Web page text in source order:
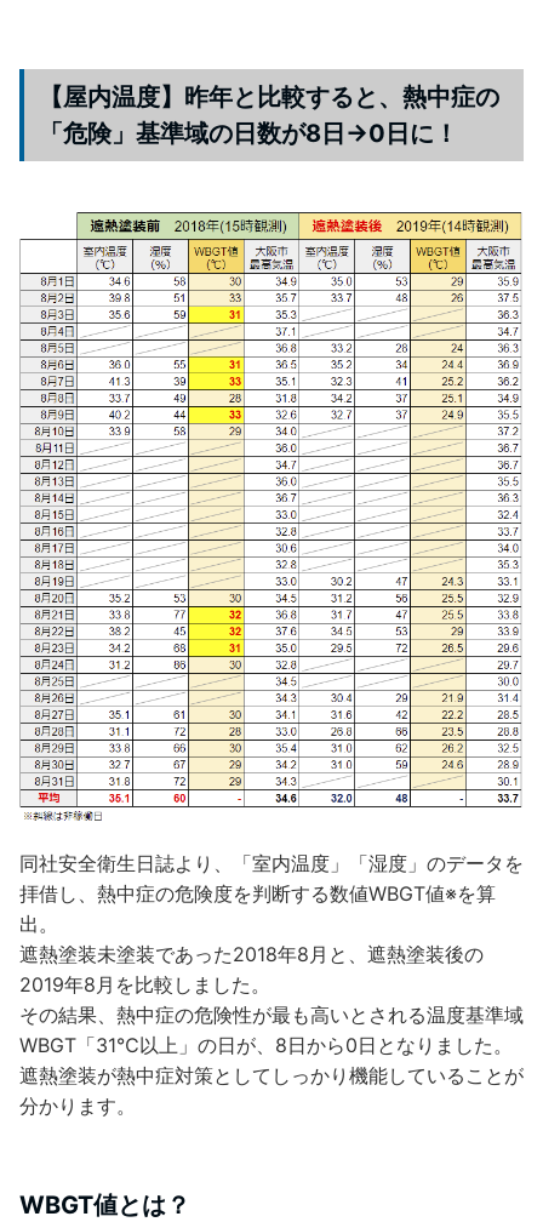
【屋内温度】昨年と比較すると、熱中症の
「危険」基準域の日数が8日→0日に！
同社安全衛生日誌より、「室内温度」「湿度」のデータを
拝借し、熱中症の危険度を判断する数値WBGT値※を算
出。
遮熱塗装未塗装であった2018年8月と、遮熱塗装後の
2019年8月を比較しました。
その結果、熱中症の危険性が最も高いとされる温度基準域
WBGT「31℃以上」の日が、8日から0日となりました。
遮熱塗装が熱中症対策としてしっかり機能していることが
分かります。
WBGT値とは？